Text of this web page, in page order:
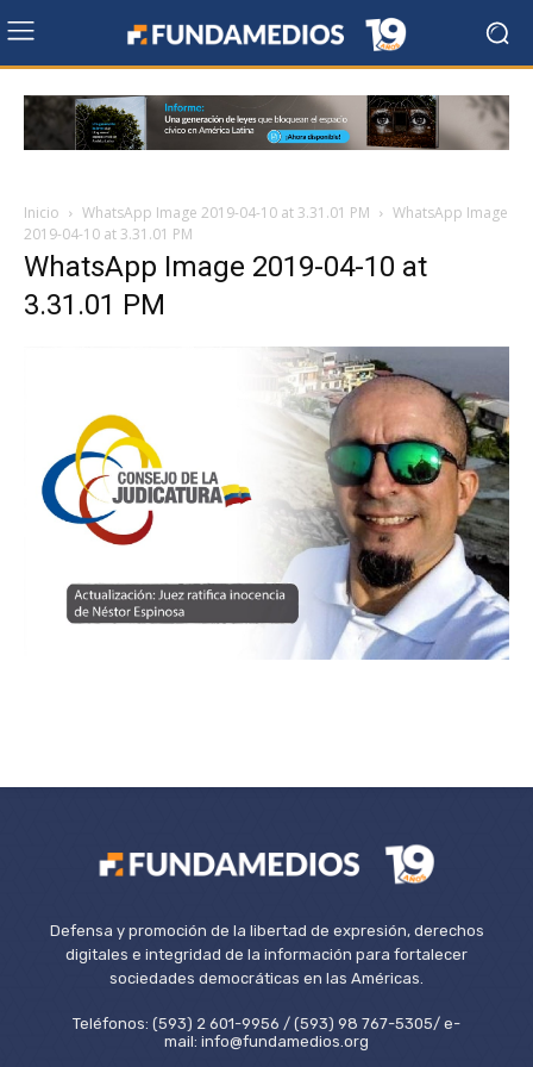
Inicio WhatsApp Image 2019-04-10 at 3.31.01 PM
WhatsApp Image
2019-04-10 at 3.31.01 PM
WhatsApp Image 2019-04-10 at
3.31.01 PM
Defensa y promoción de la libertad de expresión, derechos
digitales e integridad de la información para fortalecer
sociedades democráticas en las Américas.
Teléfonos: (593) 2 601-9956 / (593) 98 767-5305/ e-
mail: info@fundamedios.org